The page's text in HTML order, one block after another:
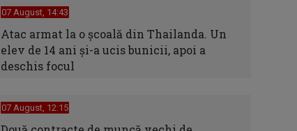
07 August, 14:43
Atac armat la o școală din Thailanda. Un
elev de 14 ani și-a ucis bunicii, apoi a
deschis focul
07 August, 12:15